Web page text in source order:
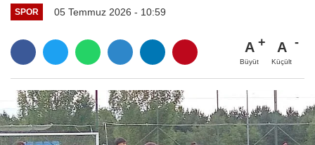
SPOR 05 Temmuz 2026 - 10:59
A
Büyüt
A
Küçült